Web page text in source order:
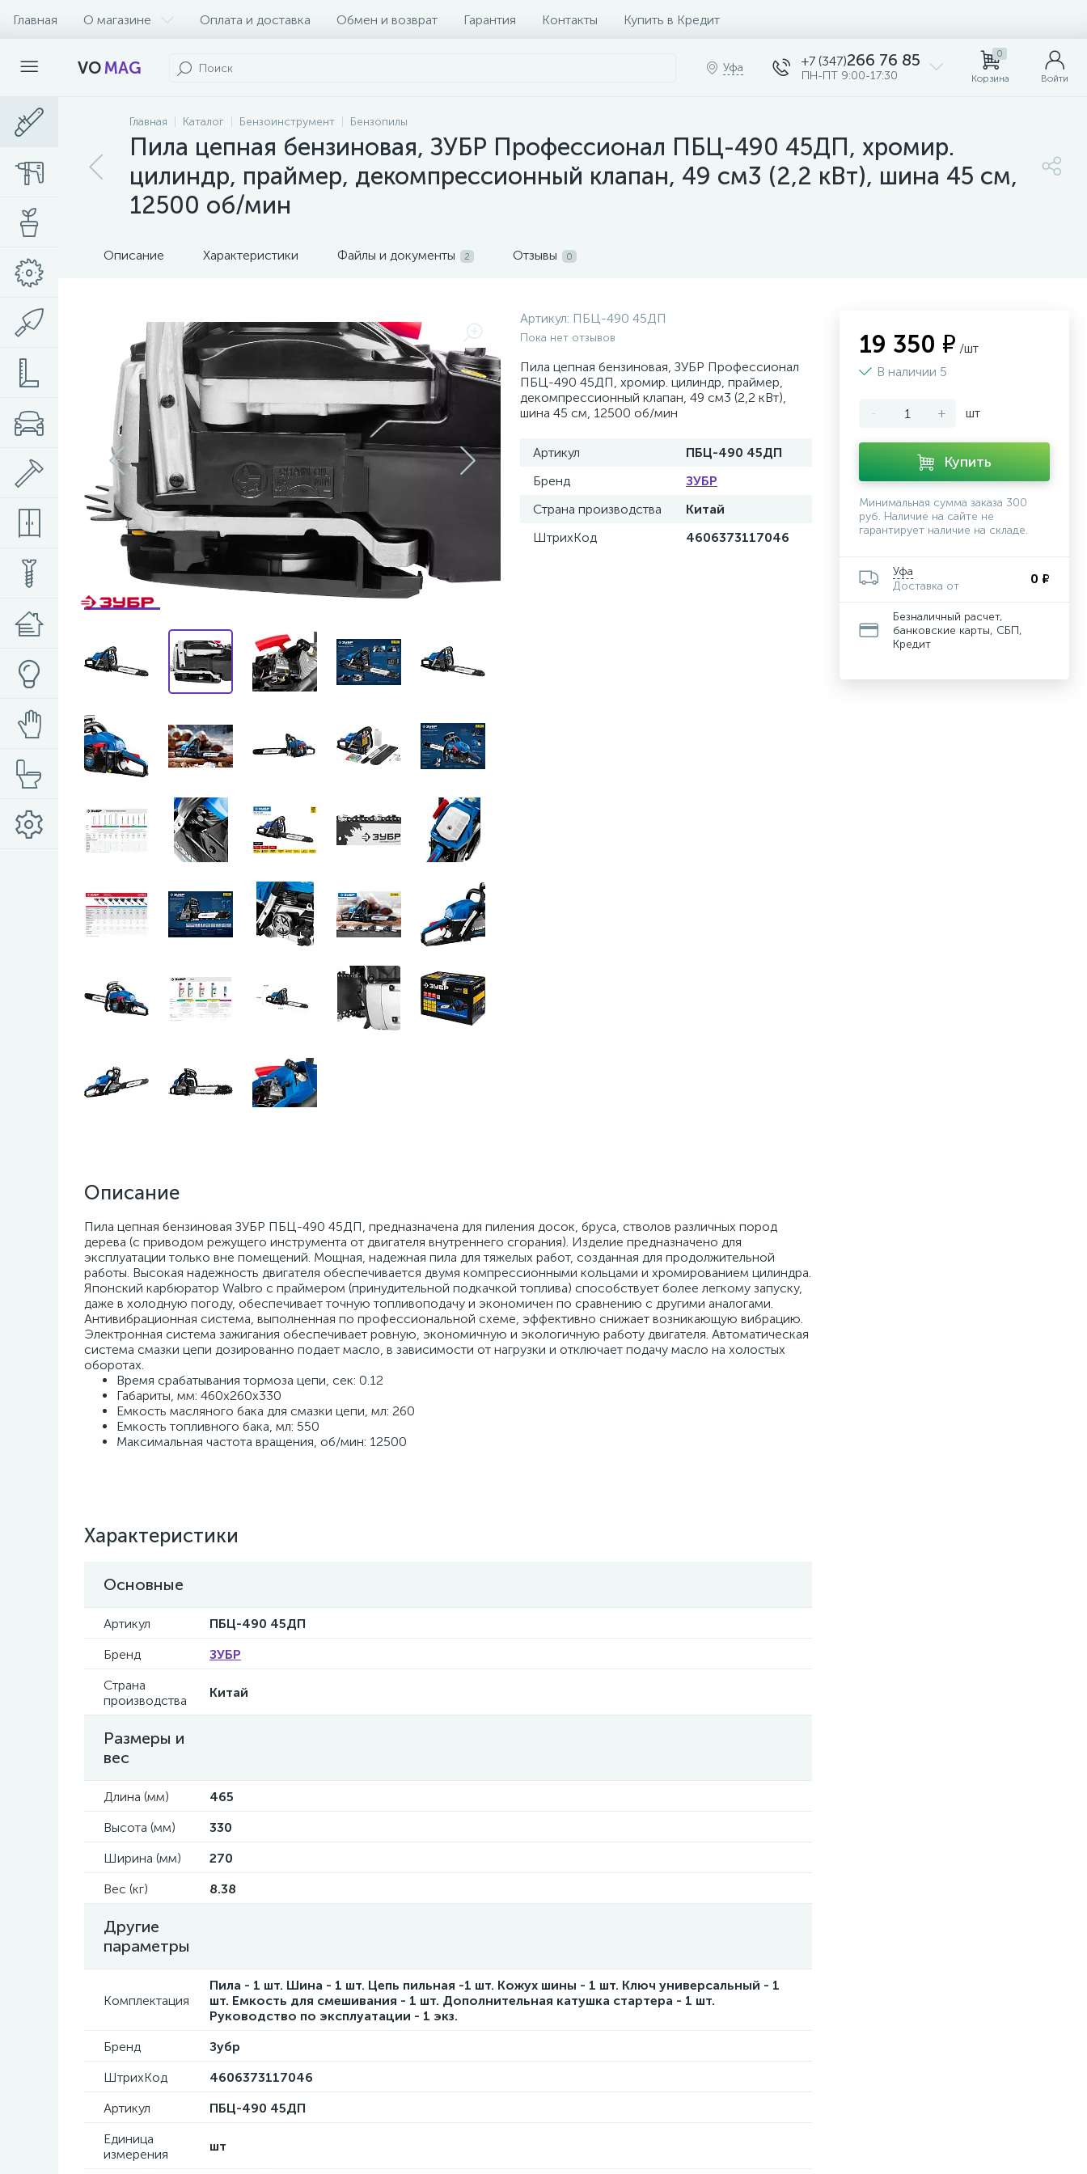
Главная О магазине Оплата и доставка Обмен и возврат Гарантия Контакты Купить в Кредит
VOMAG Уфа +7 (347)266 76 85
ПН-ПТ 9:00-17:30
0
Корзина Войти
Главная Каталог Бензоинструмент Бензопилы
Пила цепная бензиновая, ЗУБР Профессионал ПБЦ-490 45ДП, хромир.
цилиндр, праймер, декомпрессионный клапан, 49 см3 (2,2 кВт), шина 45 см,
12500 об/мин
Описание Характеристики Файлы и документы 2 Отзывы 0
Артикул: ПБЦ-490 45ДП
Пока нет отзывов
Пила цепная бензиновая, ЗУБР Профессионал
ПБЦ-490 45ДП, хромир. цилиндр, праймер,
декомпрессионный клапан, 49 см3 (2,2 кВт),
шина 45 см, 12500 об/мин
Артикул
ПБЦ-490 45ДП
Бренд
ЗУБР
Страна производства
Китай
ШтрихКод
4606373117046
Описание
Пила цепная бензиновая ЗУБР ПБЦ-490 45ДП, предназначена для пиления досок, бруса, стволов различных пород
дерева (с приводом режущего инструмента от двигателя внутреннего сгорания). Изделие предназначено для
эксплуатации только вне помещений. Мощная, надежная пила для тяжелых работ, созданная для продолжительной
работы. Высокая надежность двигателя обеспечивается двумя компрессионными кольцами и хромированием цилиндра.
Японский карбюратор Walbro с праймером (принудительной подкачкой топлива) способствует более легкому запуску,
даже в холодную погоду, обеспечивает точную топливоподачу и экономичен по сравнению с другими аналогами.
Антивибрационная система, выполненная по профессиональной схеме, эффективно снижает возникающую вибрацию.
Электронная система зажигания обеспечивает ровную, экономичную и экологичную работу двигателя. Автоматическая
система смазки цепи дозированно подает масло, в зависимости от нагрузки и отключает подачу масло на холостых
оборотах.
Время срабатывания тормоза цепи, сек: 0.12
Габариты, мм: 460х260х330
Емкость масляного бака для смазки цепи, мл: 260
Емкость топливного бака, мл: 550
Максимальная частота вращения, об/мин: 12500
Характеристики
Основные
Артикул
ПБЦ-490 45ДП
Бренд
ЗУБР
Страна
производства
Китай
Размеры и
вес
Длина (мм)
465
Высота (мм)
330
Ширина (мм)
270
Вес (кг)
8.38
Другие
параметры
Комплектация
Пила - 1 шт. Шина - 1 шт. Цепь пильная -1 шт. Кожух шины - 1 шт. Ключ универсальный - 1
шт. Емкость для смешивания - 1 шт. Дополнительная катушка стартера - 1 шт.
Руководство по эксплуатации - 1 экз.
Бренд
Зубр
ШтрихКод
4606373117046
Артикул
ПБЦ-490 45ДП
Единица
измерения
шт
19 350 ₽ /шт
В наличии 5
- + шт
Купить
Минимальная сумма заказа 300
руб. Наличие на сайте не
гарантирует наличие на складе.
Уфа
Доставка от
0 ₽
Безналичный расчет,
банковские карты, СБП,
Кредит